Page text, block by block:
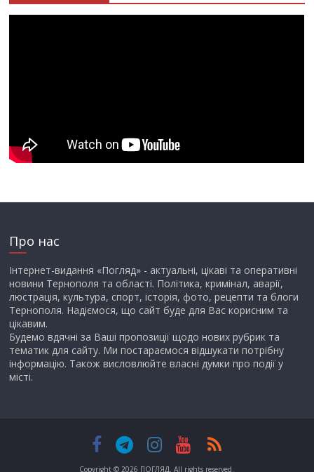
Про нас
Інтернет-видання «Погляд» - актуальні, цікаві та оперативні
новини Тернополя та області. Політика, кримінал, аварії,
люстрація, культура, спорт, історія, фото, рецепти та блоги
Тернополя. Надіємося, що сайт буде для Вас корисним та
цікавим.
Будемо вдячні за Ваші пропозиції щодо нових рубрик та
тематик для сайту. Ми постараємося відшукати потрібну
інформацію. Також висловлюйте власні думки про події у
місті.
Copyright © 2026 ПОГЛЯД . All rights reserved.